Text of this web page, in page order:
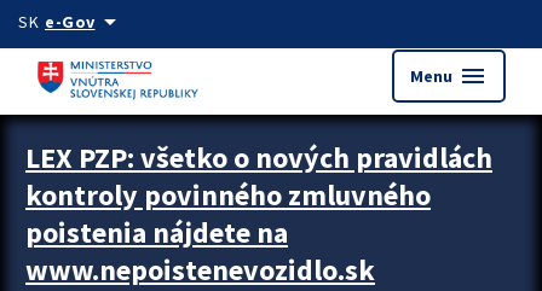
Preskocit na hlavný obsah
SK e-Govarrow_drop_down
Menu menu
Zastavit automatický posun upútavok
LEX PZP: všetko o nových pravidlách
kontroly povinného zmluvného
poistenia nájdete na
www.nepoistenevozidlo.sk